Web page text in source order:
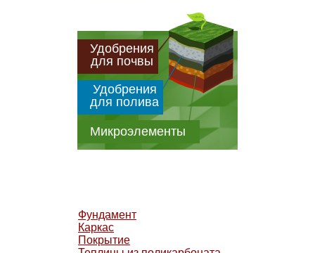
Удобрения
для почвы
Удобрения
для полива
Микроэлементы
Фундамент
Каркас
Покрытие